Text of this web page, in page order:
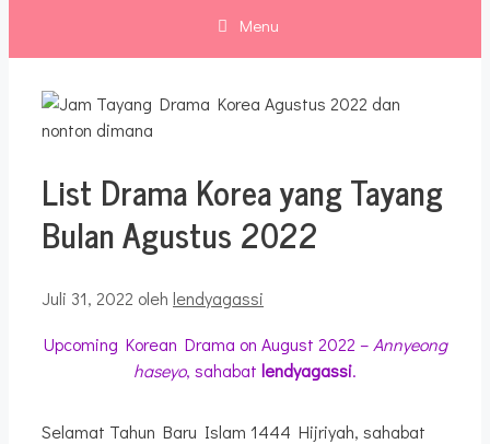
Menu
List Drama Korea yang Tayang
Bulan Agustus 2022
Juli 31, 2022 oleh lendyagassi
Upcoming Korean Drama on August 2022 – Annyeong
haseyo, sahabat lendyagassi.
Selamat Tahun Baru Islam 1444 Hijriyah, sahabat